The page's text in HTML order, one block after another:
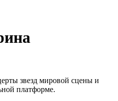
звезд мировой сцены и
платформе.